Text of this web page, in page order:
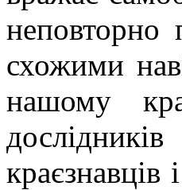
неповторно
схожими
нашому
краєзнавців